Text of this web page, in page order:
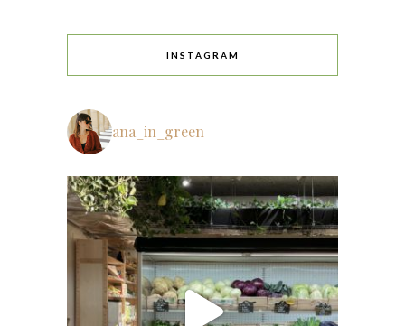
INSTAGRAM
ana_in_green